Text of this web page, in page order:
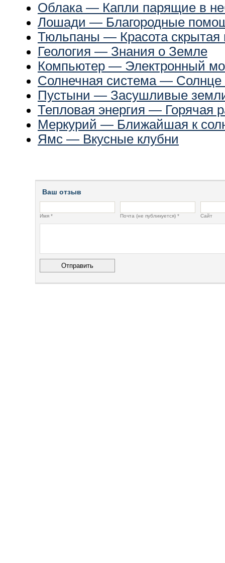
Облака — Капли парящие в
Лошади — Благородные
Тюльпаны — Красота скрытая
Геология — Знания о Земле
Компьютер — Электронный
Солнечная система — Солнце
Пустыни — Засушливые
Тепловая энергия — Горячая
Меркурий — Ближайшая к
Ямс — Вкусные клубни
Ваш отзыв
Имя * Почта (не публикуется) * Сайт